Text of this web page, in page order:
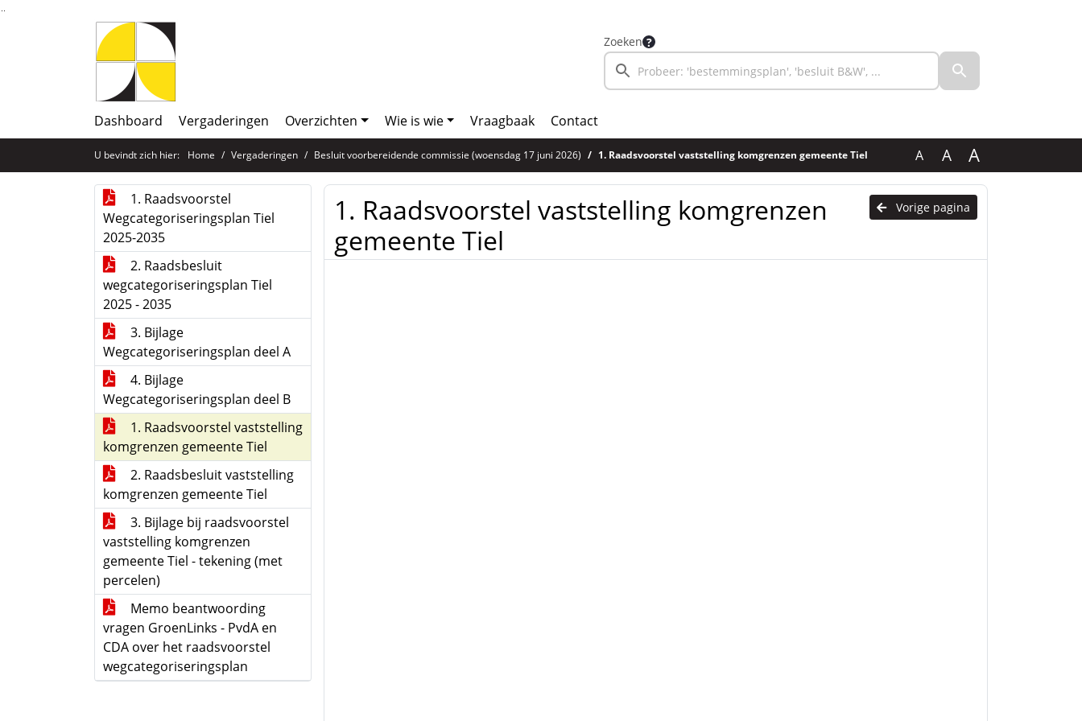
Ga naar de inhoud van deze pagina
Ga naar het zoeken
Ga naar het menu
Zoeken
Dashboard Vergaderingen Overzichten Wie is wie Vraagbaak Contact
U bevindt zich hier: Home Vergaderingen Besluit voorbereidende commissie (woensdag 17 juni 2026) 1. Raadsvoorstel vaststelling komgrenzen gemeente Tiel A A A
1. Raadsvoorstel
Wegcategoriseringsplan Tiel
2025-2035
2. Raadsbesluit
wegcategoriseringsplan Tiel
2025 - 2035
3. Bijlage
Wegcategoriseringsplan deel A
4. Bijlage
Wegcategoriseringsplan deel B
1. Raadsvoorstel vaststelling
komgrenzen gemeente Tiel
2. Raadsbesluit vaststelling
komgrenzen gemeente Tiel
3. Bijlage bij raadsvoorstel
vaststelling komgrenzen
gemeente Tiel - tekening (met
percelen)
Memo beantwoording
vragen GroenLinks - PvdA en
CDA over het raadsvoorstel
wegcategoriseringsplan
Vorige pagina
1. Raadsvoorstel vaststelling komgrenzen
gemeente Tiel